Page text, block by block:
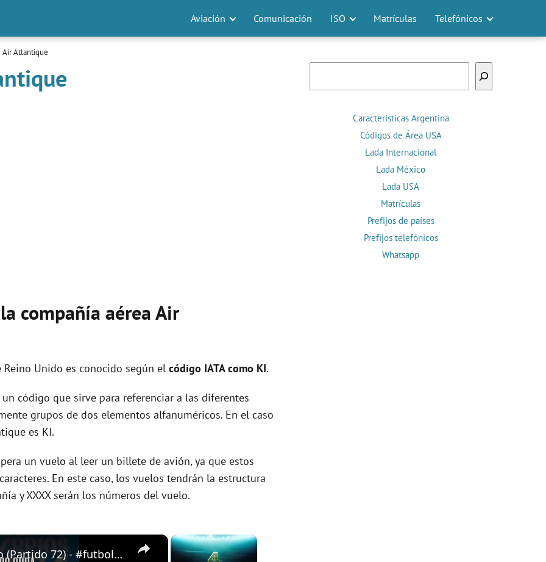
Aviación Comunicación ISO Matrículas Telefónicos
Air Atlantique
compañía aérea Air
Unido es conocido según el código IATA como KI.
código que sirve para referenciar a las diferentes
grupos de dos elementos alfanuméricos. En el caso
es KI.
un vuelo al leer un billete de avión, ya que estos
En este caso, los vuelos tendrán la estructura
y XXXX serán los números del vuelo.
×
×
Almendras de Párraga VS Fajardo (Partido 72) - #futboldebarrioscuba
Características Argentina
Códigos de Área USA
Lada Internacional
Lada México
Lada USA
Matrículas
Prefijos de países
Prefijos telefónicos
Whatsapp